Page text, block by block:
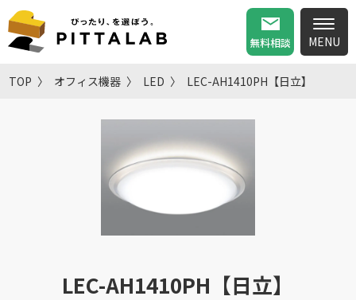
無料相談
TOP オフィス機器 LED LEC-AH1410PH【日立】
LEC-AH1410PH【日立】